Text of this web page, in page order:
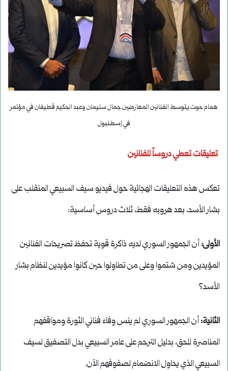
همام حوت يتوسط الفنانين المعارضين جمال سليمان وعبد الحكيم قطيفان في مؤتمر
في إسطنبول
تعليقات تعطي دروساً للفنانين
تعكس هذه التعليقات الهجائية حول فيديو سيف السبيعي المنقلب على
بشار الأسد، بعد هروبه فقط، ثلاث دروس أساسية:
الأولى:أن الجمهور السوري لديه ذاكرة قوية تحفظ تصريحات الفنانين
المؤيدين ومن شتموا وعلى من تطاولوا حين كانوا مؤيدين لنظام بشار
الأسد؟
الثانية:أن الجمهور السوري لم ينس وفاء فناني الثورة ومواقفهم
المناصرة للحق، بدليل الترحم على عامر السبيعي بدل التصفيق لسيف
السبيعي الذي يحاول الانضمام لصفوفهم الآن.